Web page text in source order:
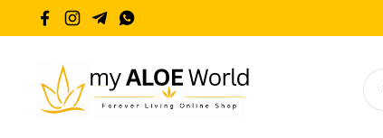
Zum Inhalt springen
Facebook
Instagram
TelegramWhatsApp